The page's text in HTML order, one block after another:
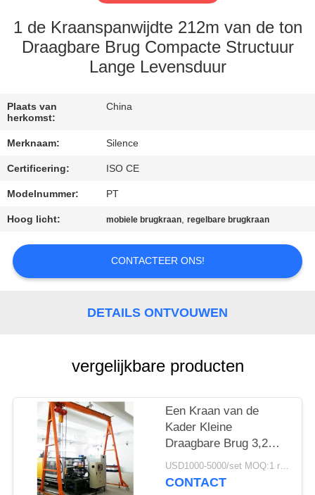
KWALITEITSCONTROLE
CONTACTEER
EEN
CITAAT
SITEMAP
1 de Kraanspanwijdte 212m van de ton
Draagbare Brug Compacte Structuur
Lange Levensduur
Plaats van
herkomst:
China
Merknaam: Silence
Certificering: ISO CE
Modelnummer: PT
Hoog licht: mobiele brugkraan,regelbare brugkraan
CONTACTEER ONS!
DETAILS ONTVOUWEN
vergelijkbare producten
Een Kraan van de
Kader Kleine
Draagbare Brug 3,2
Ton Rail Operation
USD1000-5000/set MOQ:1 reeks
CONTACT